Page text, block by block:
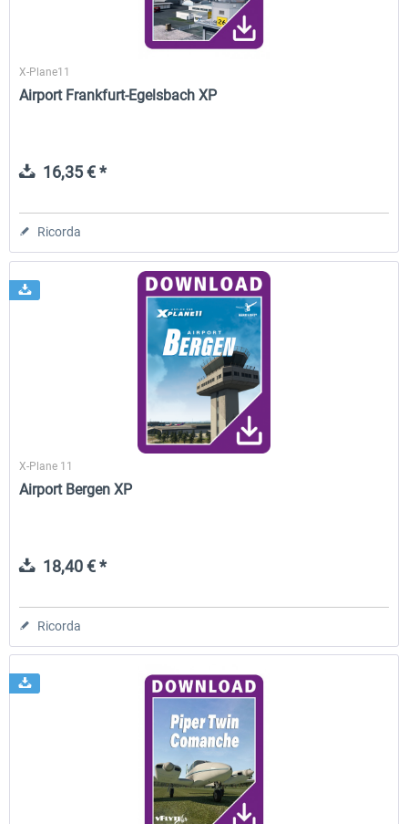
X-Plane11
Airport Frankfurt-Egelsbach XP
16,35 € *
Ricorda
X-Plane 11
Airport Bergen XP
18,40 € *
Ricorda